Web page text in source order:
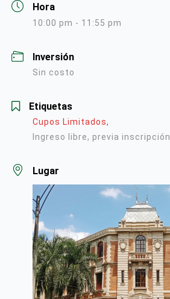
Hora
10:00 pm - 11:55 pm
Inversión
Sin costo
Etiquetas
Cupos Limitados,
Ingreso libre, previa inscripción
Lugar